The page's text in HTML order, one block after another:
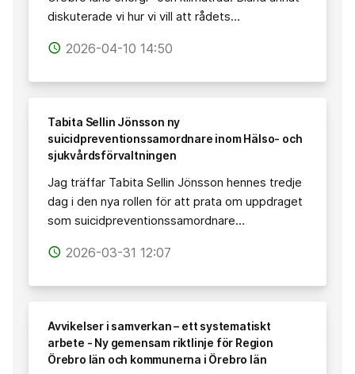
diskuterade vi hur vi vill att rådets…
access_time 2026-04-10 14:50
Tabita Sellin Jönsson ny
suicidpreventionssamordnare inom Hälso- och
sjukvårdsförvaltningen
Jag träffar Tabita Sellin Jönsson hennes tredje
dag i den nya rollen för att prata om uppdraget
som suicidpreventionssamordnare…
access_time 2026-03-31 12:07
Avvikelser i samverkan – ett systematiskt
arbete - Ny gemensam riktlinje för Region
Örebro län och kommunerna i Örebro län